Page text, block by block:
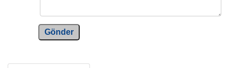
Gönder